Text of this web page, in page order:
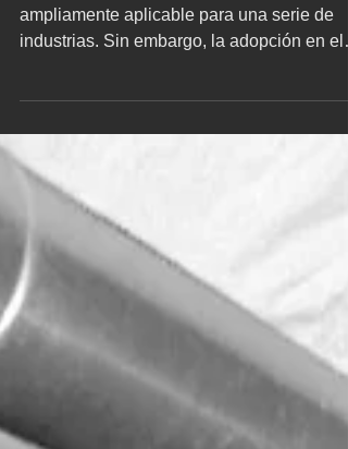
El escaneo láser es una tecnología
ampliamente aplicable para una serie de
los beneficios potenciales durante la
ejecución de proyectos y para las
operaciones y el mantenimiento de los
activos existentes. Con el aumento de los
avances tecnológicos de escaneo láser 3D
el BIM, la industria de la arquitectura, ing